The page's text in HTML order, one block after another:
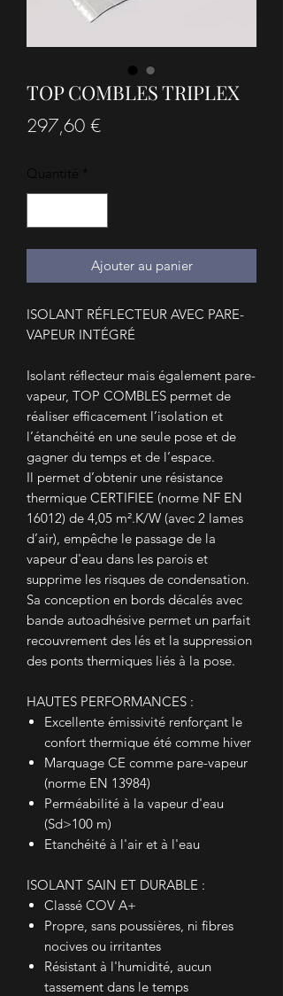
TOP COMBLES TRIPLEX
297,60 €Prix
Quantité *
Ajouter au panier
ISOLANT RÉFLECTEUR AVEC PARE-
VAPEUR INTÉGRÉ
Isolant réflecteur mais également pare-
vapeur, TOP COMBLES permet de
réaliser efficacement l’isolation et
l’étanchéité en une seule pose et de
gagner du temps et de l’espace.
Il permet d’obtenir une résistance
thermique CERTIFIEE (norme NF EN
16012) de 4,05 m².K/W (avec 2 lames
d’air), empêche le passage de la
vapeur d'eau dans les parois et
supprime les risques de condensation.
Sa conception en bords décalés avec
bande autoadhésive permet un parfait
recouvrement des lés et la suppression
des ponts thermiques liés à la pose.
HAUTES PERFORMANCES :
Excellente émissivité renforçant le
confort thermique été comme hiver
Marquage CE comme pare-vapeur
(norme EN 13984)
Perméabilité à la vapeur d'eau
(Sd>100 m)
Etanchéité à l'air et à l'eau
ISOLANT SAIN ET DURABLE :
Classé COV A+
Propre, sans poussières, ni fibres
nocives ou irritantes
Résistant à l'humidité, aucun
tassement dans le temps